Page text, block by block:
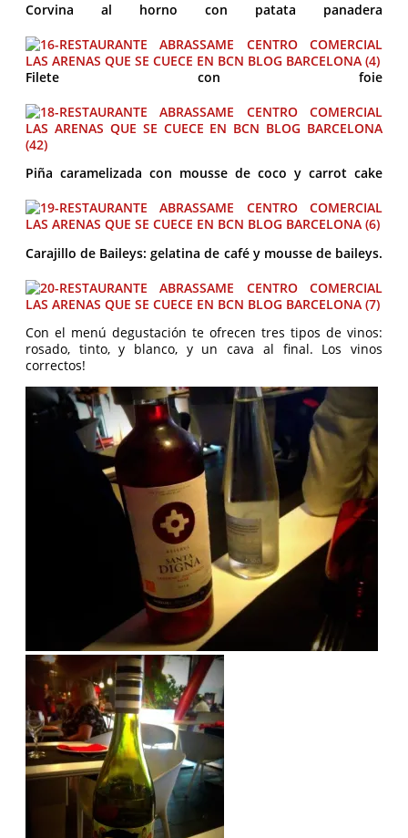
Corvina al horno con patata panadera
Filete con foie
Piña caramelizada con mousse de coco y carrot cake
Carajillo de Baileys: gelatina de café y mousse de baileys.
Con el menú degustación te ofrecen tres tipos de vinos:
rosado, tinto, y blanco, y un cava al final. Los vinos
correctos!